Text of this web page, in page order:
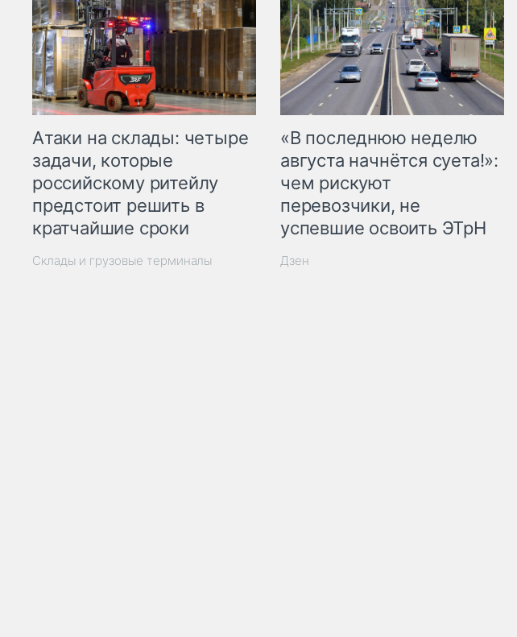
Атаки на склады: четыре
задачи, которые
российскому ритейлу
предстоит решить в
кратчайшие сроки
Склады и грузовые терминалы
«В последнюю неделю
августа начнётся суета!»:
чем рискуют
перевозчики, не
успевшие освоить ЭТрН
Дзен